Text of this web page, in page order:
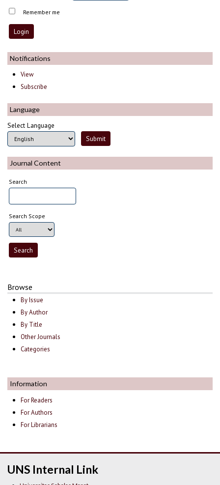
Remember me
Notifications
View
Subscribe
Language
Select Language
Journal Content
Search
Search Scope
Browse
By Issue
By Author
By Title
Other Journals
Categories
Information
For Readers
For Authors
For Librarians
UNS Internal Link